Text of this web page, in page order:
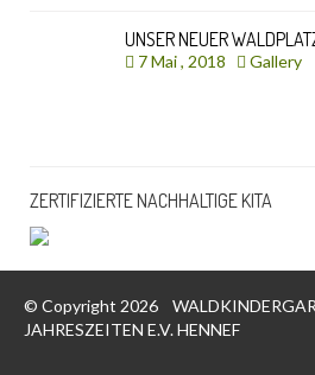
UNSER NEUER
7 Mai , 2018 Gallery
ZERTIFIZIERTE NACHHALTIGE KITA
© Copyright 2026
JAHRESZEITEN E.V. HENNEF